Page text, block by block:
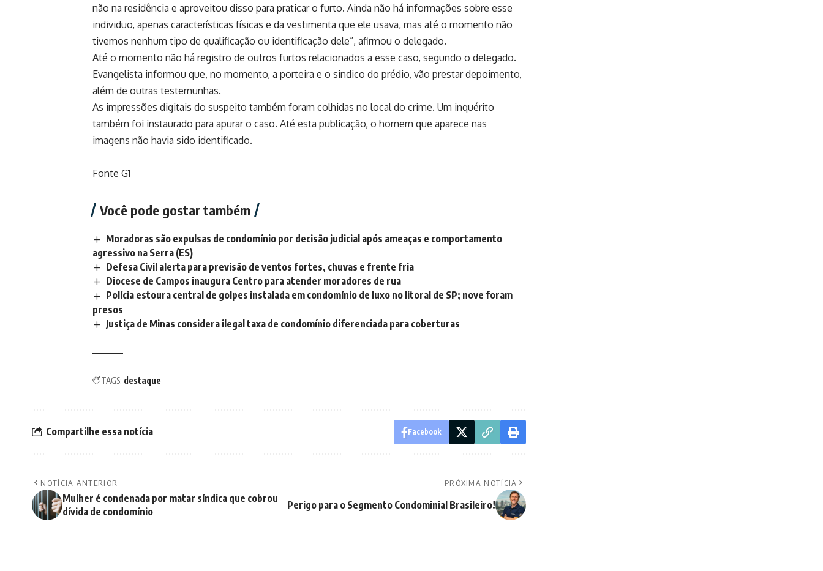
não na residência e aproveitou disso para praticar o furto. Ainda não há informações sobre esse
individuo, apenas características físicas e da vestimenta que ele usava, mas até o momento não
tivemos nenhum tipo de qualificação ou identificação dele”, afirmou o delegado.
Até o momento não há registro de outros furtos relacionados a esse caso, segundo o delegado.
Evangelista informou que, no momento, a porteira e o sindico do prédio, vão prestar depoimento,
além de outras testemunhas.
As impressões digitais do suspeito também foram colhidas no local do crime. Um inquérito
também foi instaurado para apurar o caso. Até esta publicação, o homem que aparece nas
imagens não havia sido identificado.
Fonte G1
Você pode gostar também
Moradoras são expulsas de condomínio por decisão judicial após ameaças e comportamento
agressivo na Serra (ES)
Defesa Civil alerta para previsão de ventos fortes, chuvas e frente fria
Diocese de Campos inaugura Centro para atender moradores de rua
Polícia estoura central de golpes instalada em condomínio de luxo no litoral de SP; nove foram
presos
Justiça de Minas considera ilegal taxa de condomínio diferenciada para coberturas
TAGS: destaque
Compartilhe essa notícia Facebook
NOTÍCIA ANTERIOR
Mulher é condenada por matar síndica que cobrou
dívida de condomínio
PRÓXIMA NOTÍCIA
Perigo para o Segmento Condominial Brasileiro!